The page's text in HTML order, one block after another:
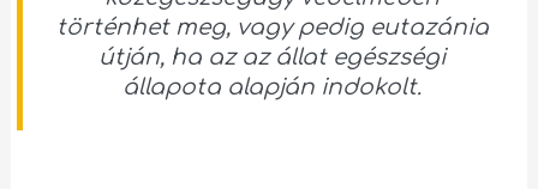
történhet meg, vagy pedig eutazánia
útján, ha az az állat egészségi
állapota alapján indokolt.